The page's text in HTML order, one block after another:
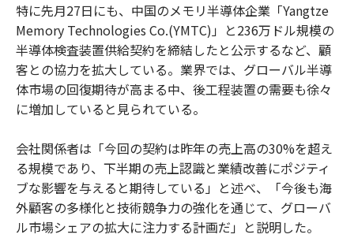
特に先月27日にも、中国のメモリ半導体企業「Yangtze
Memory Technologies Co.(YMTC)」と236万ドル規模の
半導体検査装置供給契約を締結したと公示するなど、顧
客との協力を拡大している。業界では、グローバル半導
体市場の回復期待が高まる中、後工程装置の需要も徐々
に増加していると見られている。
会社関係者は「今回の契約は昨年の売上高の30%を超え
る規模であり、下半期の売上認識と業績改善にポジティ
ブな影響を与えると期待している」と述べ、「今後も海
外顧客の多様化と技術競争力の強化を通じて、グローバ
ル市場シェアの拡大に注力する計画だ」と説明した。